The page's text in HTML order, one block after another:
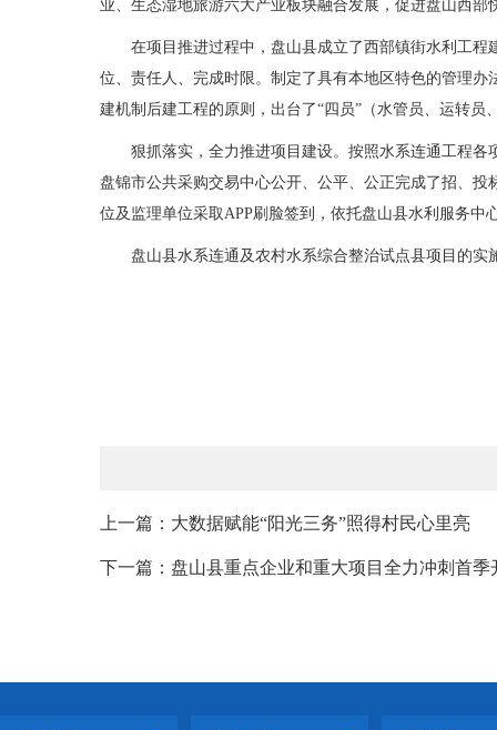
业、生态湿地旅游六大产业板块融合发展，促进盘山西部
在项目推进过程中，盘山县成立了西部镇街水利工
位、责任人、完成时限。制定了具有本地区特色的管理
建机制后建工程的原则，出台了“四员”（水管员、运转员
狠抓落实，全力推进项目建设。按照水系连通工程
盘锦市公共采购交易中心公开、公平、公正完成了招、
位及监理单位采取 APP刷脸签到，依托盘山县水利服务中
盘山县水系连通及农村水系综合整治试点县项目的
上一篇：大数据赋能“阳光三务”照得村民心里亮
下一篇：盘山县重点企业和重大项目全力冲刺首季